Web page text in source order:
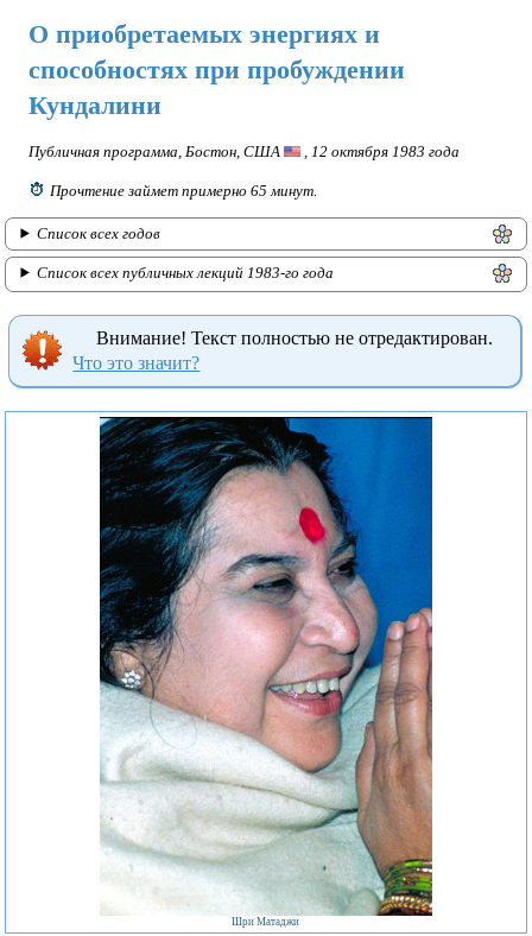
Вопросы
и
ответы
Статьи
и
выступления
о
Шри
Матаджи
Признания
и
поздравления
Воспоминания
Фотографии
О приобретаемых энергиях и
способностях при пробуждении
Кундалини
Публичная программа, Бостон, США , 12 октября 1983 года
Прочтение займет примерно 65 минут.
Список всех годов
Список всех публичных лекций 1983-го года
Внимание! Текст полностью не отредактирован.
Что это значит?
Шри Матаджи